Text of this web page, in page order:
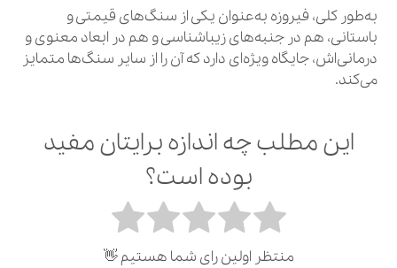
به‌طور کلی، فیروزه به‌عنوان یکی از سنگ‌های قیمتی و
باستانی، هم در جنبه‌های زیباشناسی و هم در ابعاد معنوی و
درمانی‌اش، جایگاه ویژه‌ای دارد که آن را از سایر سنگ‌ها متمایز
می‌کند.
این مطلب چه اندازه برایتان مفید
بوده است؟
منتظر اولین رای شما هستیم 👋